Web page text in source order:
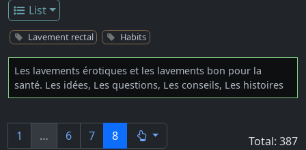
List
Lavement rectal Habits
Les lavements érotiques et les lavements bon pour la
santé. Les idées, Les questions, Les conseils, Les histoires
1 … 6 7 8 Total: 387